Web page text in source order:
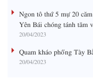
Ngon tô thứ 5 mự 20
Yên Bái chóng tánh tăm
20/04/2023
Quam kháo phổng Tày
20/04/2023